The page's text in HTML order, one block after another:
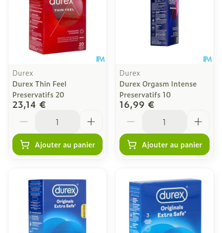
Durex
Durex Thin Feel
Preservatifs 20
23,14 €
Ajouter au panier
Durex
Durex Orgasm Intense
Preservatifs 10
16,99 €
Ajouter au panier